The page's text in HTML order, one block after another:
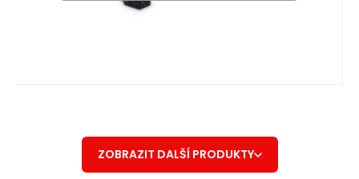
ZOBRAZIT DALŠÍ PRODUKTY